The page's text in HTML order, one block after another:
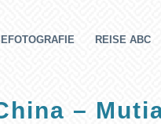
REISE ABC
–